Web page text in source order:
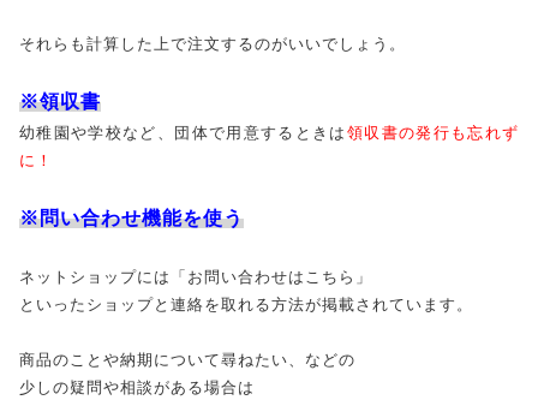
それらも計算した上で注文するのがいいでしょう。
※領収書
幼稚園や学校など、団体で用意するときは 領収書の発行も忘れず
に！
※問い合わせ機能を使う
ネットショップには「お問い合わせはこちら」
といったショップと連絡を取れる方法が掲載されています。
商品のことや納期について尋ねたい、などの
少しの疑問や相談がある場合は